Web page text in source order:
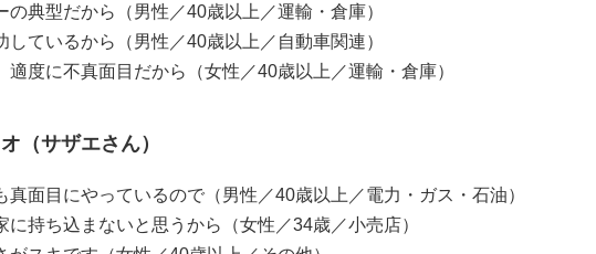
の典型だから（男性／40歳以上／運輸・倉庫）
しているから（男性／40歳以上／自動車関連）
適度に不真面目だから（女性／40歳以上／運輸・倉庫）
（サザエさん）
真面目にやっているので（男性／40歳以上／電力・ガス・石油）
に持ち込まないと思うから（女性／34歳／小売店）